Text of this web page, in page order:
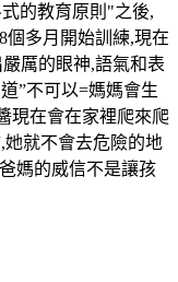
的教育原則"之後,
個多月開始訓練,現在
厲的眼神,語氣和表
”不可以=媽媽會生
現在會在家裡爬來爬
她就不會去危險的地
媽的威信不是讓孩